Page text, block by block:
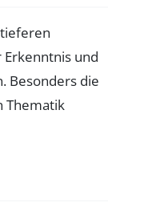
und
Besonders die
Thematik